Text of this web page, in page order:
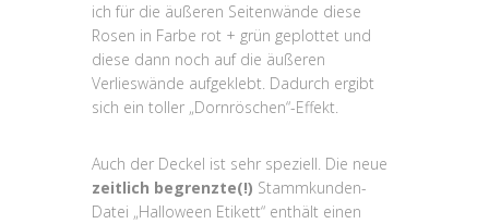
ich für die äußeren Seitenwände diese
Rosen in Farbe rot + grün geplottet und
diese dann noch auf die äußeren
Verlieswände aufgeklebt. Dadurch ergibt
sich ein toller „Dornröschen“-Effekt.
Auch der Deckel ist sehr speziell. Die neue
zeitlich begrenzte(!) Stammkunden-
Datei „Halloween Etikett“ enthält einen